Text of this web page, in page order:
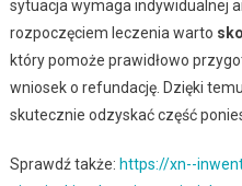
sytuacja wymaga indywidualnej
rozpoczęciem leczenia warto
który pomoże prawidłowo
wniosek o refundację. Dzięki
skutecznie odzyskać część
Sprawdź także: https://xn--